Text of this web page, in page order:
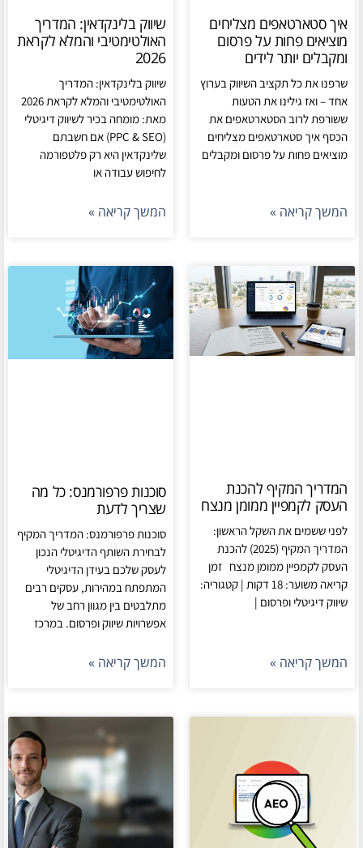
איך סטארטאפים מצליחים
מוציאים פחות על פרסום
ומקבלים יותר לידים
שרפנו את כל תקציב השיווק בערוץ
אחד – ואז גילינו את הטעות
ששורפת לרוב הסטארטאפים את
הכסף איך סטארטאפים מצליחים
מוציאים פחות על פרסום ומקבלים
המשך קריאה »
שיווק בלינקדאין: המדריך
האולטימטיבי והמלא לקראת
2026
שיווק בלינקדאין: המדריך
מאת: מומחה בכיר לשיווק דיגיטלי
(PPC & SEO) אם חשבתם
שלינקדאין היא רק פלטפורמה
לחיפוש עבודה או
המשך קריאה »
המדריך המקיף להכנת
העסק לקמפיין ממומן מנצח
לפני ששמים את השקל הראשון:
המדריך המקיף (2025) להכנת
העסק לקמפיין ממומן מנצח זמן
קריאה משוער: 18 דקות | קטגוריה:
שיווק דיגיטלי ופרסום |
המשך קריאה »
סוכנות פרפורמנס: כל מה
שצריך לדעת
סוכנות פרפורמנס: המדריך המקיף
לבחירת השותף הדיגיטלי הנכון
לעסק שלכם בעידן הדיגיטלי
המתפתח במהירות, עסקים רבים
מתלבטים בין מגוון רחב של
אפשרויות שיווק ופרסום. במרכז
המשך קריאה »